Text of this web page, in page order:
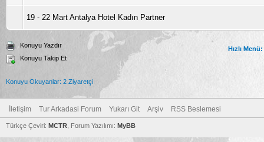
19 - 22 Mart Antalya Hotel Kadın Partner
Konuyu Yazdır
Konuyu Takip Et
Hızlı Menü:
Konuyu Okuyanlar: 2 Ziyaretçi
İletişim Tur Arkadasi Forum Yukarı Git Arşiv RSS Beslemesi
Türkçe Çeviri: MCTR , Forum Yazılımı: MyBB